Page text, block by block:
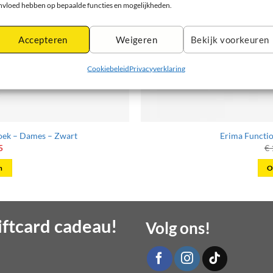
hebben op bepaalde functies en mogelijkheden.
Accepteren Weigeren Bekijk voorkeuren
CookiebeleidPrivacyverklaring
– Dames – Zwart
Huidige
€ 30,55.
Erima
€
cadeau! Volg ons!